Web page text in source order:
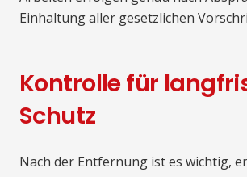
Einhaltung aller gesetzlichen
Kontrolle für
Schutz
Nach der Entfernung ist es wichtig,